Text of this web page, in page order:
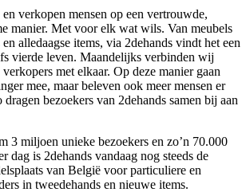
verkopen mensen op een vertrouwde,
manier. Met voor elk wat wils. Van meubels
alledaagse items, via 2dehands vindt het een
vierde leven. Maandelijks verbinden wij
met elkaar. Op deze manier gaan
mee, maar beleven ook meer mensen er
bezoekers van 2dehands samen bij aan
3 miljoen unieke bezoekers en zo’n 70.000
dag is 2dehands vandaag nog steeds de
van België voor particuliere en
in tweedehands en nieuwe items.